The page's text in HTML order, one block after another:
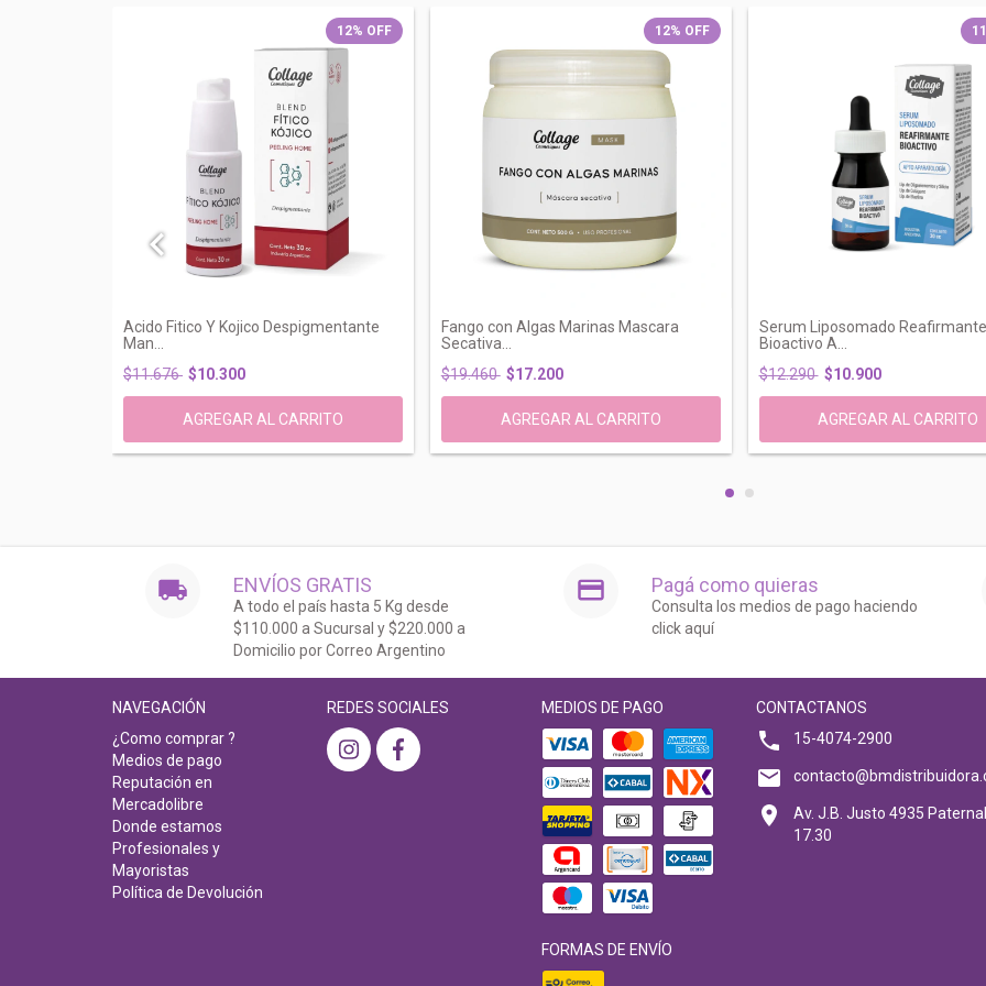
12% OFF
Acido Fitico Y Kojico Despigmentante
Man...
$11.676 $10.300
12% OFF
Fango con Algas Marinas Mascara
Secativa...
$19.460 $17.200
11
Serum Liposomado Reafirmante
Bioactivo A...
$12.290 $10.900
ENVÍOS GRATIS
A todo el país hasta 5 Kg desde
$110.000 a Sucursal y $220.000 a
Domicilio por Correo Argentino
Pagá como quieras
Consulta los medios de pago haciendo
click aquí
NAVEGACIÓN
¿Como comprar ?
Medios de pago
Reputación en
Mercadolibre
Donde estamos
Profesionales y
Mayoristas
Política de Devolución
REDES SOCIALES MEDIOS DE PAGO
FORMAS DE ENVÍO
CONTACTANOS
15-4074-2900
Av. J.B. Justo 4935
17.30